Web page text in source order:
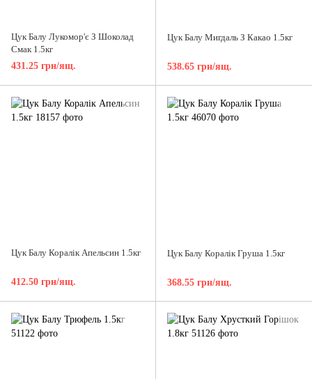
Цук Балу Лукомор'є З Шоколад
Смак 1.5кг
431.25 грн/ящ.
Цук Балу Мигдаль З Какао 1.5кг
538.65 грн/ящ.
Цук Балу Коралік Апельсин 1.5кг
412.50 грн/ящ.
Цук Балу Коралік Груша 1.5кг
368.55 грн/ящ.